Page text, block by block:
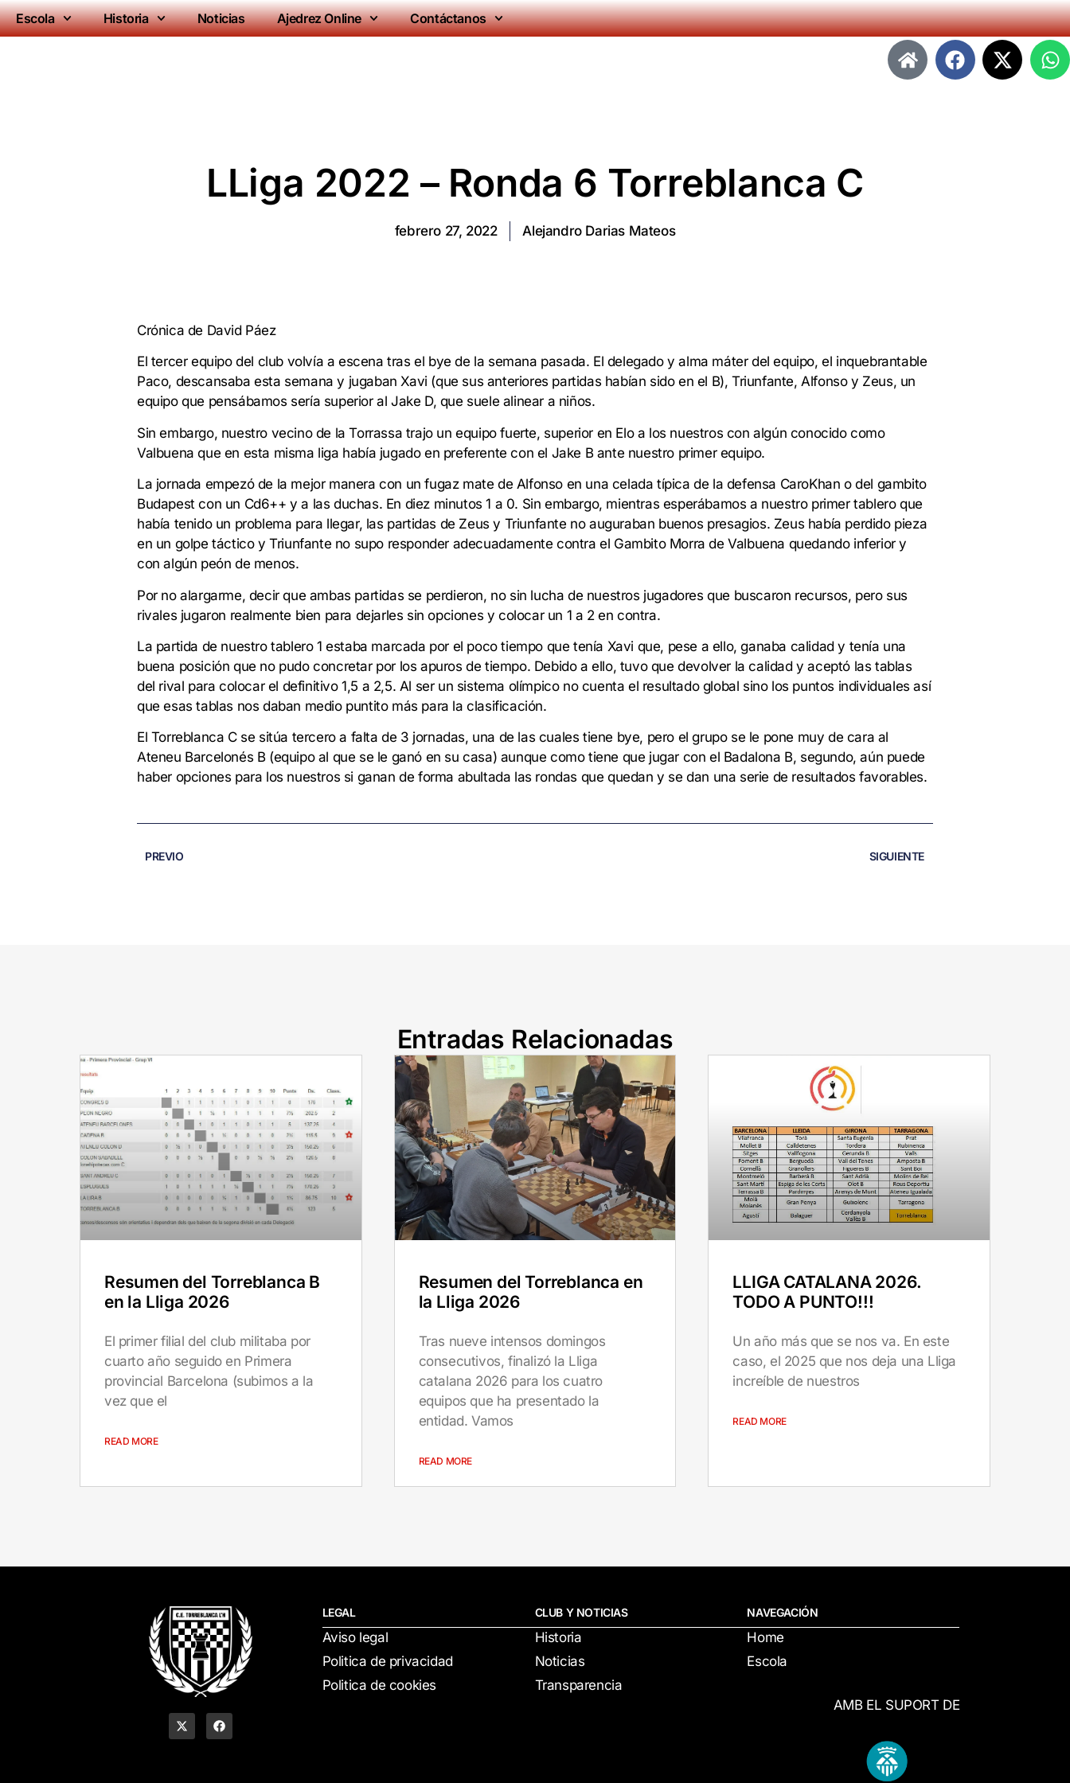
Escola Historia Noticias Ajedrez Online Contáctanos
LLiga 2022 – Ronda 6 Torreblanca C
febrero 27, 2022 Alejandro Darias Mateos
Crónica de David Páez
El tercer equipo del club volvía a escena tras el bye de la semana pasada. El delegado y alma máter del equipo, el inquebrantable
Paco, descansaba esta semana y jugaban Xavi (que sus anteriores partidas habían sido en el B), Triunfante, Alfonso y Zeus, un
equipo que pensábamos sería superior al Jake D, que suele alinear a niños.
Sin embargo, nuestro vecino de la Torrassa trajo un equipo fuerte, superior en Elo a los nuestros con algún conocido como
Valbuena que en esta misma liga había jugado en preferente con el Jake B ante nuestro primer equipo.
La jornada empezó de la mejor manera con un fugaz mate de Alfonso en una celada típica de la defensa CaroKhan o del gambito
Budapest con un Cd6++ y a las duchas. En diez minutos 1 a 0. Sin embargo, mientras esperábamos a nuestro primer tablero que
había tenido un problema para llegar, las partidas de Zeus y Triunfante no auguraban buenos presagios. Zeus había perdido pieza
en un golpe táctico y Triunfante no supo responder adecuadamente contra el Gambito Morra de Valbuena quedando inferior y
con algún peón de menos.
Por no alargarme, decir que ambas partidas se perdieron, no sin lucha de nuestros jugadores que buscaron recursos, pero sus
rivales jugaron realmente bien para dejarles sin opciones y colocar un 1 a 2 en contra.
La partida de nuestro tablero 1 estaba marcada por el poco tiempo que tenía Xavi que, pese a ello, ganaba calidad y tenía una
buena posición que no pudo concretar por los apuros de tiempo. Debido a ello, tuvo que devolver la calidad y aceptó las tablas
del rival para colocar el definitivo 1,5 a 2,5. Al ser un sistema olímpico no cuenta el resultado global sino los puntos individuales así
que esas tablas nos daban medio puntito más para la clasificación.
El Torreblanca C se sitúa tercero a falta de 3 jornadas, una de las cuales tiene bye, pero el grupo se le pone muy de cara al
Ateneu Barcelonés B (equipo al que se le ganó en su casa) aunque como tiene que jugar con el Badalona B, segundo, aún puede
haber opciones para los nuestros si ganan de forma abultada las rondas que quedan y se dan una serie de resultados favorables.
PREVIO SIGUIENTE
Entradas Relacionadas
Resumen del Torreblanca B
en la Lliga 2026
El primer filial del club militaba por
cuarto año seguido en Primera
provincial Barcelona (subimos a la
vez que el
READ MORE
Resumen del Torreblanca en
la Lliga 2026
Tras nueve intensos domingos
consecutivos, finalizó la Lliga
catalana 2026 para los cuatro
equipos que ha presentado la
entidad. Vamos
READ MORE
LLIGA CATALANA 2026.
TODO A PUNTO!!!
Un año más que se nos va. En este
caso, el 2025 que nos deja una Lliga
increíble de nuestros
READ MORE
LEGAL
Aviso legal
Politica de privacidad
Politica de cookies
CLUB Y NOTICIAS
Historia
Noticias
Transparencia
NAVEGACIÓN
Home
Escola
AMB EL SUPORT DE